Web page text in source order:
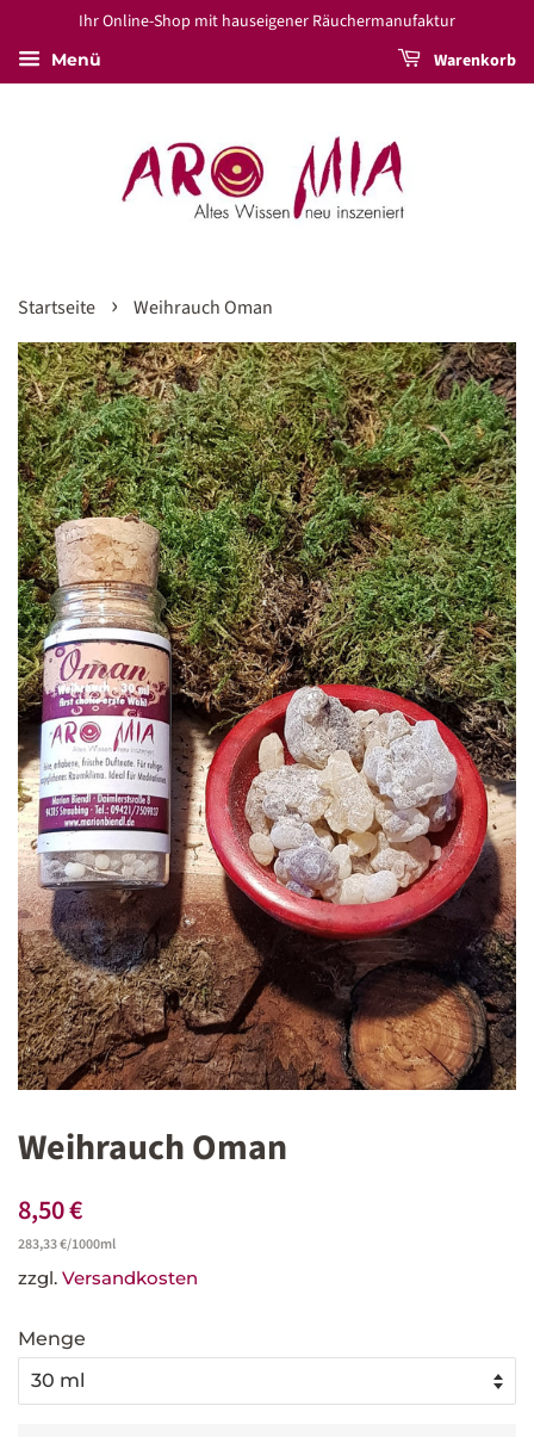
Ihr Online-Shop mit hauseigener Räuchermanufaktur
Menü Warenkorb
Startseite › Weihrauch Oman
Weihrauch Oman
Normaler
Preis
8,50 €
Einzelpreis
283,33 €/pro
1000ml
zzgl. Versandkosten
Menge